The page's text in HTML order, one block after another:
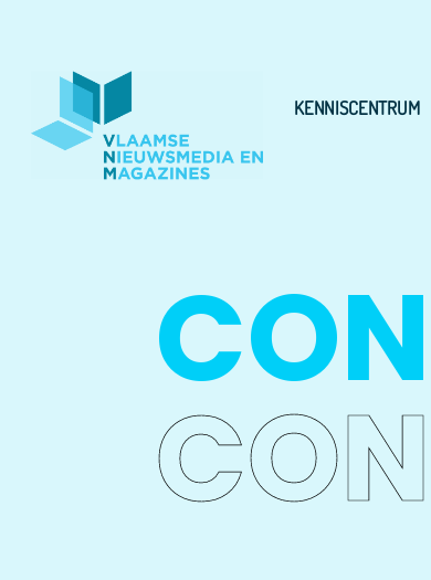
KENNISCENTRUM